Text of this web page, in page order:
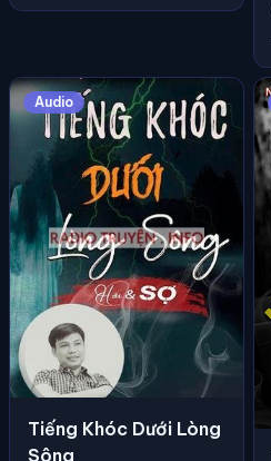
Audio
Tiếng Khóc Dưới Lòng
Sông